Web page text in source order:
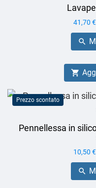
Prezzo
41,70 €


Prezzo scontato
Pennellessa in
Prezzo
10,50 €
